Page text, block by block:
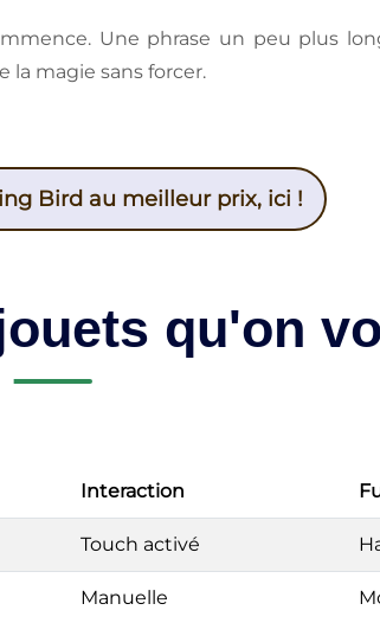
Une phrase un peu plus
la magie sans forcer.
Bird au meilleur prix, ici !
qu'on
Interaction
Touch activé
Manuelle